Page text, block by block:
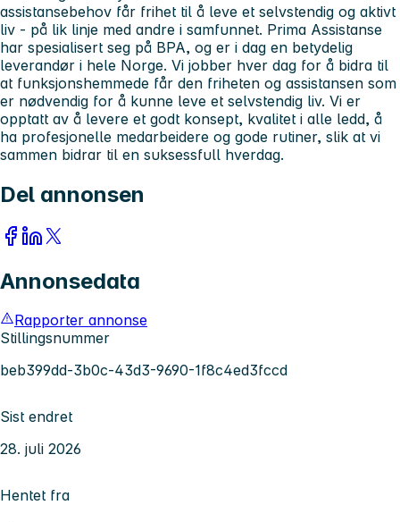
assistansebehov får frihet til å leve et selvstendig og aktivt
liv - på lik linje med andre i samfunnet. Prima Assistanse
har spesialisert seg på BPA, og er i dag en betydelig
leverandør i hele Norge. Vi jobber hver dag for å bidra til
at funksjonshemmede får den friheten og assistansen som
er nødvendig for å kunne leve et selvstendig liv. Vi er
opptatt av å levere et godt konsept, kvalitet i alle ledd, å
ha profesjonelle medarbeidere og gode rutiner, slik at vi
sammen bidrar til en suksessfull hverdag.
Del annonsen
Annonsedata
Rapporter annonse
Stillingsnummer
beb399dd-3b0c-43d3-9690-1f8c4ed3fccd
Sist endret
28. juli 2026
Hentet fra